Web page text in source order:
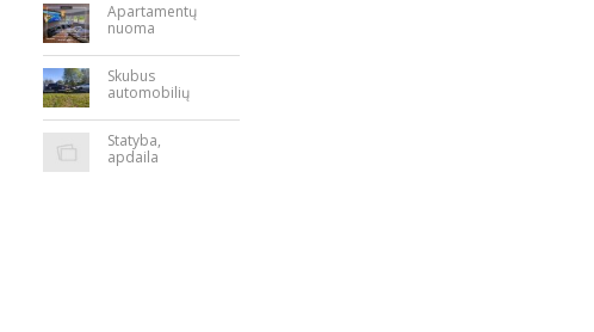
Apartamentų
nuoma
Skubus
automobilių
Statyba,
apdaila